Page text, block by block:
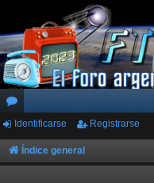
or
os
Identificarse Registrarse
Índice general